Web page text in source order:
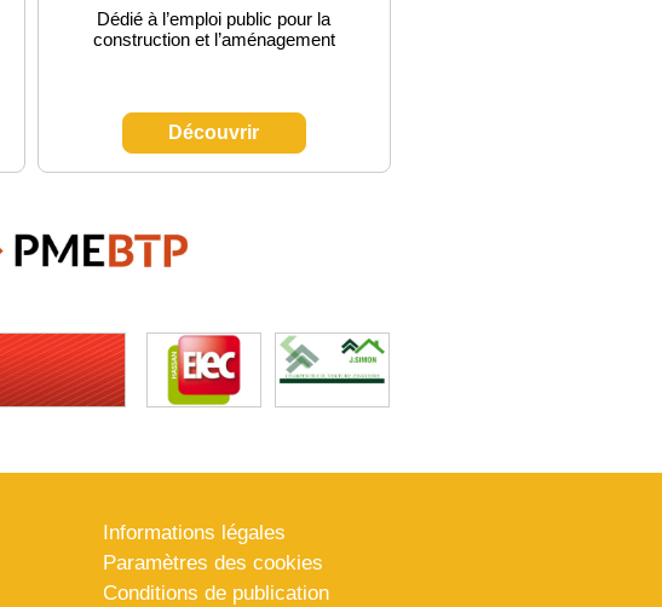
Dédié à l’emploi public pour la
construction et l’aménagement
Découvrir
Informations légales
Paramètres des cookies
Conditions de publication